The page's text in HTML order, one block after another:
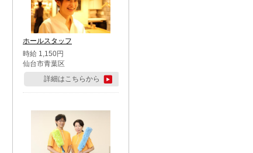
ホールスタッフ
時給 1,150円
仙台市青葉区
詳細はこちらから